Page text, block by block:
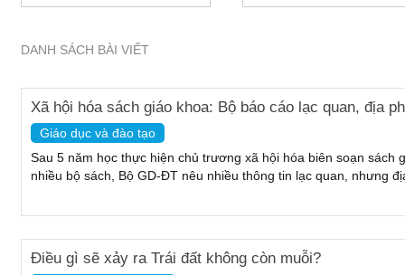
DANH SÁCH BÀI VIẾT
Xã hội hóa sách giáo khoa: Bộ báo cáo lạc quan, địa
Giáo dục và đào tạo
Sau 5 năm học thực hiện chủ trương xã hội hóa biên soạn
nhiều bộ sách, Bộ GD-ĐT nêu nhiều thông tin lạc quan, nhưng
Điều gì sẽ xảy ra Trái đất không còn muỗi?